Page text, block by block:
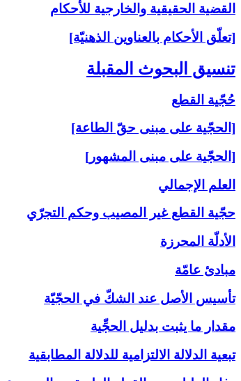
القضية الحقيقية والخارجية للأحكام
[تعلّق الأحكام بالعناوين الذهنيّة]
تنسيق البحوث المقبلة
حُجّية القطع
[الحجّية على مبنى حقّ الطاعة]
[الحجّية على مبنى المشهور]
العلم الإجمالي
حجّية القطع غير المصيب وحكم التجرّي
الأدلّة المحرزة
مبادئ عامّة
تأسيس الأصل عند الشكّ في الحجّيّة
مقدار ما يثبت بدليل الحجِّية
تبعية الدلالة الالتزامية للدلالة المطابقية